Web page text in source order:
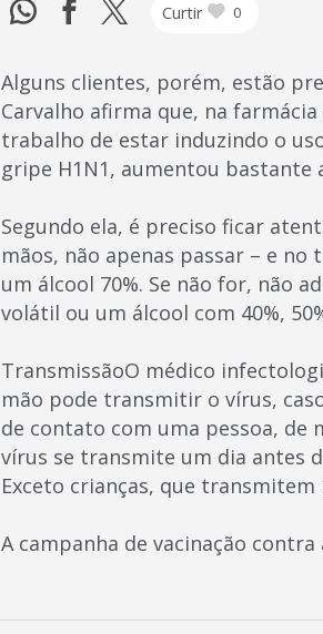
Curtir 0
Alguns clientes, porém, estão
Carvalho afirma que, na
trabalho de estar induzindo o
gripe H1N1, aumentou bastante
Segundo ela, é preciso ficar
mãos, não apenas passar – e
um álcool 70%. Se não for, não
volátil ou um álcool com 40%,
TransmissãoO médico
mão pode transmitir o vírus,
de contato com uma pessoa, de
vírus se transmite um dia antes
Exceto crianças, que
A campanha de vacinação